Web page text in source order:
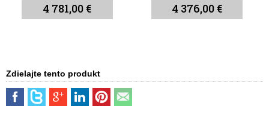
4 781,00 € 4 376,00 €
Zdielajte tento produkt